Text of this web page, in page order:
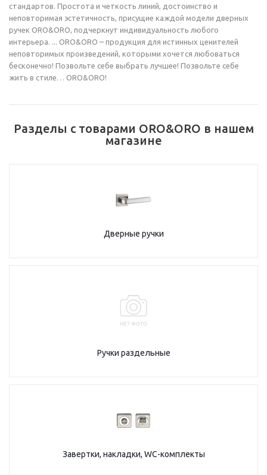
стандартов. Простота и четкость линий, достоинство и
неповторимая эстетичность, присущие каждой модели дверных
ручек ORO&ORO, подчеркнут индивидуальность любого
интерьера. ... ORO&ORO – продукция для истинных ценителей
неповторимых произведений, которыми хочется любоваться
бесконечно! Позвольте себе выбрать лучшее! Позвольте себе
жить в стиле… ORO&ORO!
Разделы с товарами ORO&ORO в нашем
магазине
Дверные ручки
Ручки раздельные
Завертки, накладки, WC-комплекты